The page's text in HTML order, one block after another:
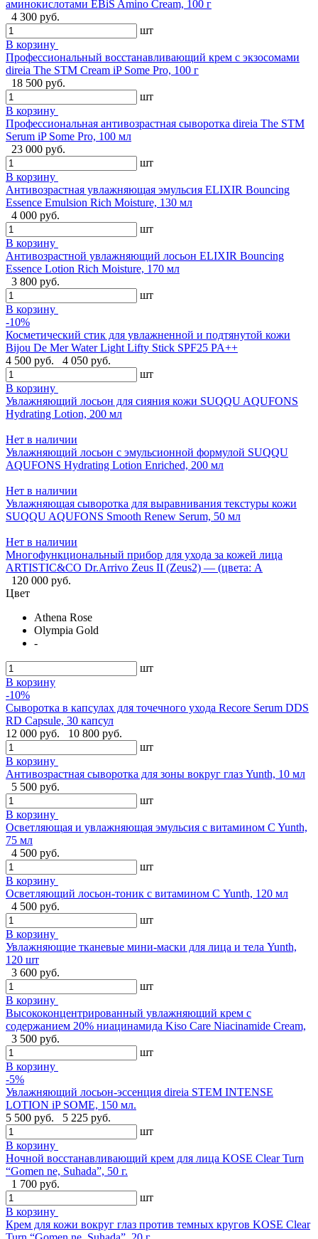
аминокислотами EBiS Amino Cream, 100 г
4 300 руб.
шт
В корзину
Профессиональный восстанавливающий крем с экзосомами
direia The STM Cream iP Some Pro, 100 г
18 500 руб.
шт
В корзину
Профессиональная антивозрастная сыворотка direia The STM
Serum iP Some Pro, 100 мл
23 000 руб.
шт
В корзину
Антивозрастная увлажняющая эмульсия ELIXIR Bouncing
Essence Emulsion Rich Moisture, 130 мл
4 000 руб.
шт
В корзину
Антивозрастной увлажняющий лосьон ELIXIR Bouncing
Essence Lotion Rich Moisture, 170 мл
3 800 руб.
шт
В корзину
-10%
Косметический стик для увлажненной и подтянутой кожи
Bijou De Mer Water Light Lifty Stick SPF25 PA++
4 500 руб.
4 050 руб.
шт
В корзину
Увлажняющий лосьон для сияния кожи SUQQU AQUFONS
Hydrating Lotion, 200 мл
Нет в наличии
Увлажняющий лосьон с эмульсионной формулой SUQQU
AQUFONS Hydrating Lotion Enriched, 200 мл
Нет в наличии
Увлажняющая сыворотка для выравнивания текстуры кожи
SUQQU AQUFONS Smooth Renew Serum, 50 мл
Нет в наличии
Многофункциональный прибор для ухода за кожей лица
ARTISTIC&CO Dr.Arrivo Zeus II (Zeus2) — (цвета: A
120 000 руб.
Цвет
Athena Rose
Olympia Gold
-
шт
В корзину
-10%
Сыворотка в капсулах для точечного ухода Recore Serum DDS
RD Capsule, 30 капсул
12 000 руб.
10 800 руб.
шт
В корзину
Антивозрастная сыворотка для зоны вокруг глаз Yunth, 10 мл
5 500 руб.
шт
В корзину
Осветляющая и увлажняющая эмульсия с витамином C Yunth,
75 мл
4 500 руб.
шт
В корзину
Осветляющий лосьон-тоник с витамином С Yunth, 120 мл
4 500 руб.
шт
В корзину
Увлажняющие тканевые мини-маски для лица и тела Yunth,
120 шт
3 600 руб.
шт
В корзину
Высококонцентрированный увлажняющий крем с
содержанием 20% ниацинамида Kiso Care Niacinamide Cream,
3 500 руб.
шт
В корзину
-5%
Увлажняющий лосьон-эссенция direia STEM INTENSE
LOTION iP SOME, 150 мл.
5 500 руб.
5 225 руб.
шт
В корзину
Ночной восстанавливающий крем для лица KOSE Clear Turn
“Gomen ne, Suhada”, 50 г.
1 700 руб.
шт
В корзину
Крем для кожи вокруг глаз против темных кругов KOSE Clear